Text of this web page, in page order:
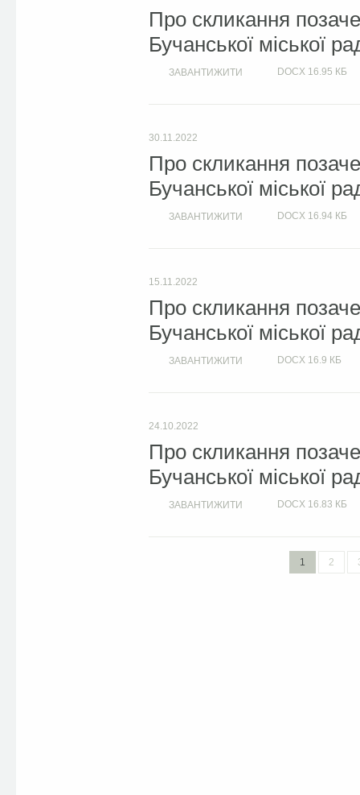
Про скликання
Бучанської міської
ЗАВАНТИЖИТИ DOCX 16.95 КБ
30.11.2022
Про скликання
Бучанської міської
ЗАВАНТИЖИТИ DOCX 16.94 КБ
15.11.2022
Про скликання
Бучанської міської
ЗАВАНТИЖИТИ DOCX 16.9 КБ
24.10.2022
Про скликання
Бучанської міської
ЗАВАНТИЖИТИ DOCX 16.83 КБ
1 2